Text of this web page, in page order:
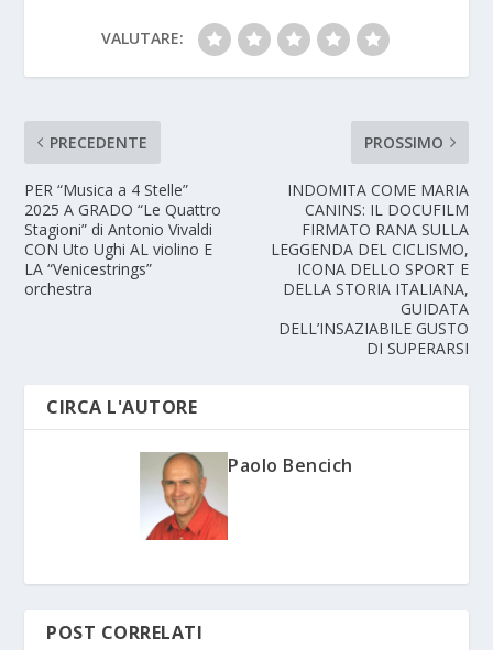
VALUTARE:
PRECEDENTE
PER “Musica a 4 Stelle”
2025 A GRADO “Le Quattro
Stagioni” di Antonio Vivaldi
CON Uto Ughi AL violino E
LA “Venicestrings”
orchestra
PROSSIMO
INDOMITA COME MARIA
CANINS: IL DOCUFILM
FIRMATO RANA SULLA
LEGGENDA DEL CICLISMO,
ICONA DELLO SPORT E
DELLA STORIA ITALIANA,
GUIDATA
DELL’INSAZIABILE GUSTO
DI SUPERARSI
CIRCA L'AUTORE
Paolo Bencich
POST CORRELATI